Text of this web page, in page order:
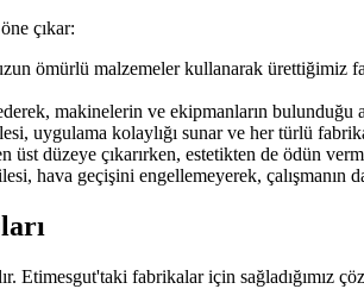
çıkar:
ömürlü malzemeler kullanarak ürettiğimiz
makinelerin ve ekipmanların
uygulama kolaylığı sunar ve her türlü
üst düzeye çıkarırken, estetikten de ödün
hava geçişini engellemeyerek, çalışmanın
Etimesgut'taki fabrikalar için sağladığımız